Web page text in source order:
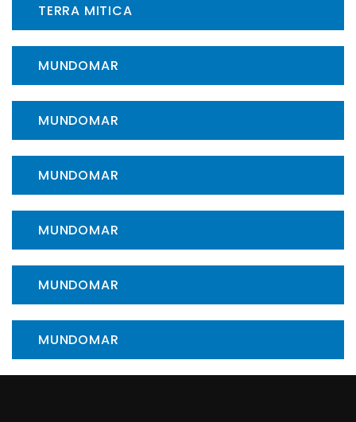
TERRA MITICA
MUNDOMAR
MUNDOMAR
MUNDOMAR
MUNDOMAR
MUNDOMAR
MUNDOMAR